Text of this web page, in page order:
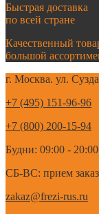
Быстрая доставка
по всей стране
Качественный
большой
г. Москва. ул.
+7 (495) 151-96-96
+7 (800) 200-15-94
Будни: 09:00 - 20:00
СБ-ВС: прием
zakaz@frezi-rus.ru